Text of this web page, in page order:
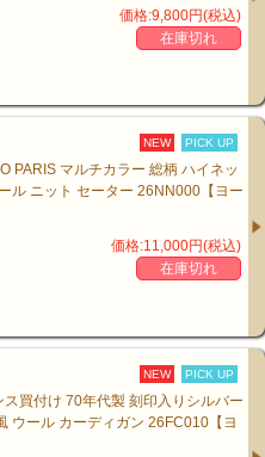
価格:9,800円(税込)
在庫切れ
NEW PICK UP
PARIS マルチカラー 総柄 ハイネッ
ル ニット セーター 26NN000【ヨー
価格:11,000円(税込)
在庫切れ
NEW PICK UP
ス買付け 70年代製 刻印入りシルバー
ウール カーディガン 26FC010【ヨ